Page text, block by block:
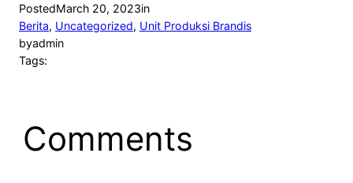
PostedMarch 20, 2023in
Berita, Uncategorized, Unit Produksi Brandis
byadmin
Tags:
Comments